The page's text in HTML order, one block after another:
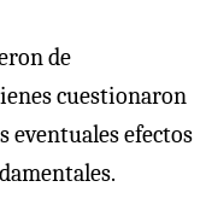
de
cuestionaron
eventuales efectos